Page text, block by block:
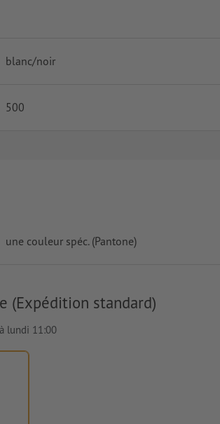
blanc/noir
500
une couleur spéc. (Pantone)
(Expédition standard)
lundi 11:00